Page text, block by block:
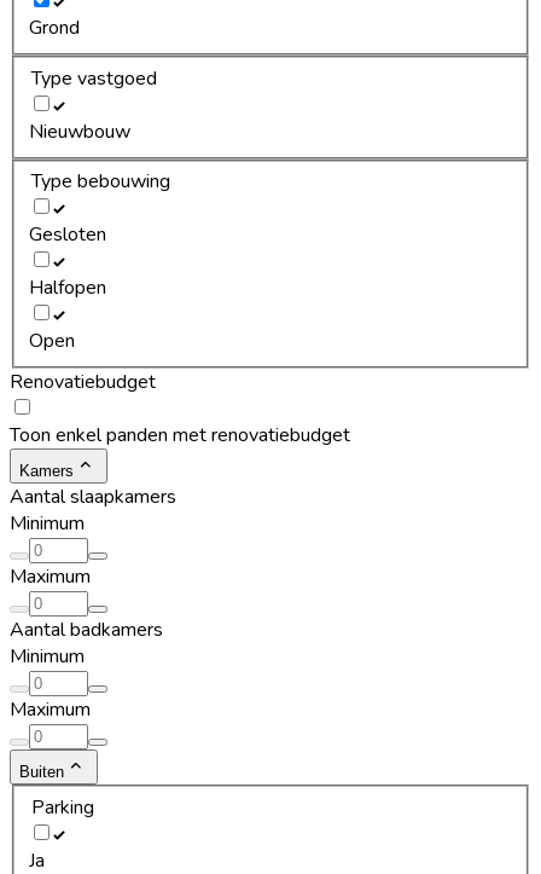
Grond
Type vastgoed
Nieuwbouw
Type bebouwing
Gesloten
Halfopen
Open
Renovatiebudget
Toon enkel panden met renovatiebudget
Kamers
Aantal slaapkamers
Minimum
Maximum
Aantal badkamers
Minimum
Maximum
Buiten
Parking
Ja